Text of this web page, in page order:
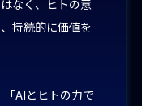
なく、ヒトの意
持続的に価値を
「AIとヒトの力で